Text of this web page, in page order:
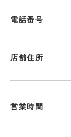
電話番号
店舗住所
営業時間